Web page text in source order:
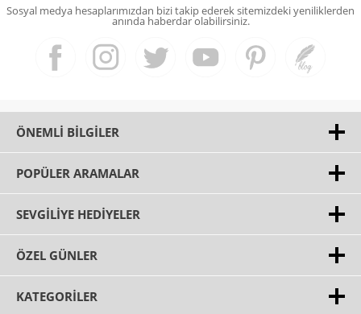
Sosyal medya hesaplarımızdan bizi takip ederek sitemizdeki yeniliklerden
anında haberdar olabilirsiniz.
ÖNEMLI BILGILER
POPÜLER ARAMALAR
SEVGILIYE HEDIYELER
ÖZEL GÜNLER
KATEGORILER